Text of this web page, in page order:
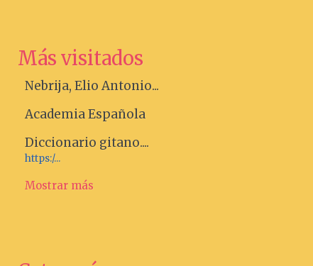
Más visitados
Nebrija, Elio Antonio...
Academia Española
Diccionario gitano....
https:/...
Mostrar más